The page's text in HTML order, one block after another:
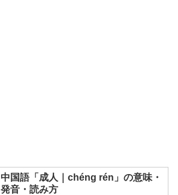
中国語「成人｜chéng rén」の意味・
発音・読み方